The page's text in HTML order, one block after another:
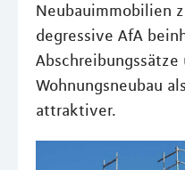
Neubauimmobilien
degressive AfA
Wohnungsneubau
attraktiver.